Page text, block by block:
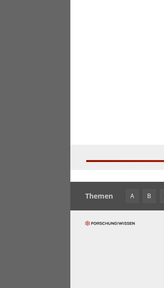
Themen A B